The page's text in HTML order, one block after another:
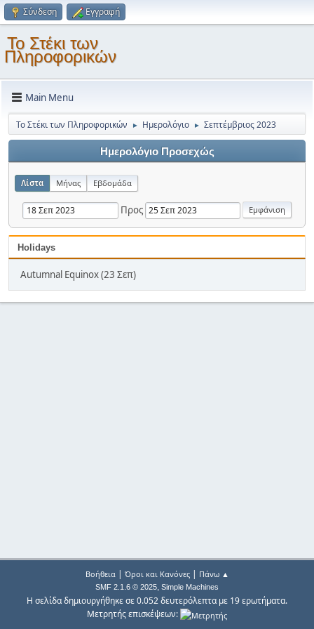
Σύνδεση Εγγραφή
Το Στέκι των
Πληροφορικών
Main Menu
Το Στέκι των Πληροφορικών ► Ημερολόγιο ► Σεπτέμβριος 2023
Ημερολόγιο Προσεχώς
Λίστα Μήνας Εβδομάδα
Προς
Holidays
Autumnal Equinox (23 Σεπ)
Βοήθεια| Όροι και Κανόνες| Πάνω ▲
SMF 2.1.6 © 2025, Simple Machines
Η σελίδα δημιουργήθηκε σε 0.052 δευτερόλεπτα με 19 ερωτήματα.
Μετρητής επισκέψεων: